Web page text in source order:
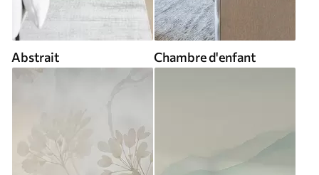
Abstrait Chambre d'enfant